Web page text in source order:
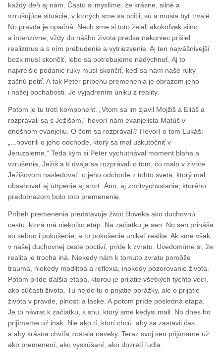
každý deň aj nám. Často si myslíme, že krásne, silné a
vzrušujúce situácie, v ktorých sme sa ocitli, sú a musia byť trvalé.
No pravda je opačná. Nech sme si toto želali akokoľvek silno
a intenzívne, vždy do nášho života predsa nakoniec prišiel
realizmus a s ním prebudenie a vytriezvenie. Aj ten najvášnivejší
bozk musí skončiť, lebo sa potrebujeme nadýchnuť. Aj to
najvrelšie podanie ruky musí skončiť, keď sa nám naše ruky
začnú potiť. A tak Peter príbehu premenenia je obrazom jeho
i našej pochabosti. Je vyjadrením úniku z reality.
Potom je tu tretí komponent. „Vtom sa im zjavil Mojžiš a Eliáš a
rozprávali sa s Ježišom,“ hovorí nám evanjelista Matúš v
dnešnom evanjeliu. O čom sa rozprávali? Hovorí o tom Lukáš:
„...hovorili o jeho odchode, ktorý sa mal uskutočniť v
Jeruzaleme.“ Teda kým si Peter vychutnával moment blaha a
vzrušenia, Ježiš a tí dvaja sa rozprávali o tom, čo malo v živote
Ježišovom nasledovať, o jeho odchode z tohto sveta, ktorý mal
obsahovať aj utrpenie aj smrť. Áno, aj zmŕtvychvstanie, ktorého
predobrazom bolo toto premenenie.
Príbeh premenenia predstavuje život človeka ako duchovnú
cestu, ktorá má niekoľko etáp. Na začiatku je sen. No sen prináša
so sebou i pokušenie, a to pokušenie unikať realite. Ak sme však
v našej duchovnej ceste poctiví, príde k zvratu. Uvedomíme si, že
realita je trocha iná. Niekedy nám k tomuto zvratu pomôže
trauma, niekedy modlitba a reflexia, inokedy pozorovanie života.
Potom príde ďalšia etapa, ktorou je prijatie všetkých týchto vecí,
ako súčasti života. Tu nejde tu o prijatie porážky, ale o prijatie
života v pravde, plnosti a láske. A potom príde posledná etapa.
Je to návrat k začiatku, k snu, ktorý sme kedysi mali. No dnes ho
prijímame už inak. Nie ako tí, ktorí chcú, aby sa zastavil čas
a aby krásna chvíľa zostala naveky. Teraz svoj sen prijímame už
ako premenení, ako vyskúšaní, ako dozretí ľudia.